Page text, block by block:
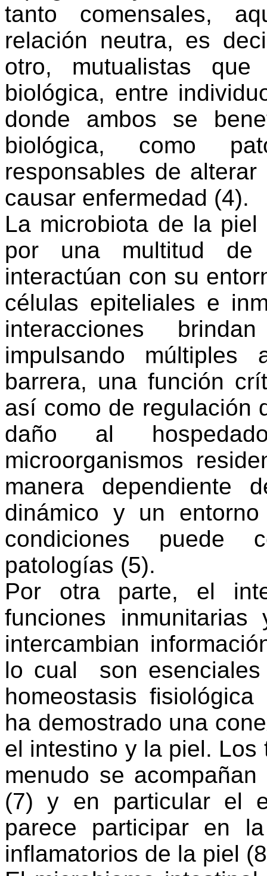
tanto comensales,
relación neutra, es
otro, mutualistas
biológica, entre
donde ambos se
biológica, como
responsables de
causar enfermedad (4).
La microbiota de la
por una multitud de
interactúan con su
células epiteliales e
interacciones
impulsando
barrera, una función
así como de regulación
daño al
microorganismos
manera dependiente
dinámico y un
condiciones puede
patologías (5).
Por otra parte, el
funciones inmunitarias
intercambian
lo cual
son
homeostasis fisiológica
ha demostrado una
el intestino y la piel.
menudo se
(7) y en particular el
parece participar en
inflamatorios de la piel (